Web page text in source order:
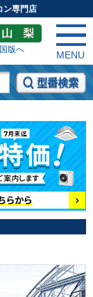
ン専門店
版へ
MENU